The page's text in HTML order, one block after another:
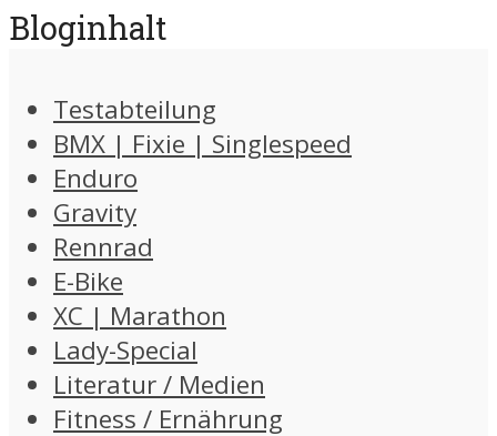
Bloginhalt
Testabteilung
BMX | Fixie | Singlespeed
Enduro
Gravity
Rennrad
E-Bike
XC | Marathon
Lady-Special
Literatur / Medien
Fitness / Ernährung